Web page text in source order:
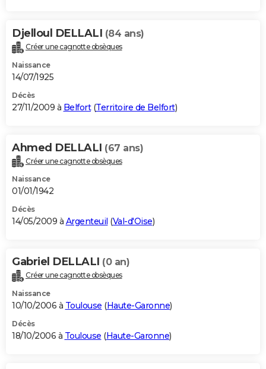
Djelloul DELLALI (84 ans)
Créer une cagnotte obsèques
Naissance
14/07/1925
Décès
27/11/2009 à Belfort(Territoire de Belfort)
Ahmed DELLALI (67 ans)
Créer une cagnotte obsèques
Naissance
01/01/1942
Décès
14/05/2009 à Argenteuil (Val-d'Oise)
Gabriel DELLALI (0 an)
Créer une cagnotte obsèques
Naissance
10/10/2006 à Toulouse (Haute-Garonne)
Décès
18/10/2006 à Toulouse (Haute-Garonne)